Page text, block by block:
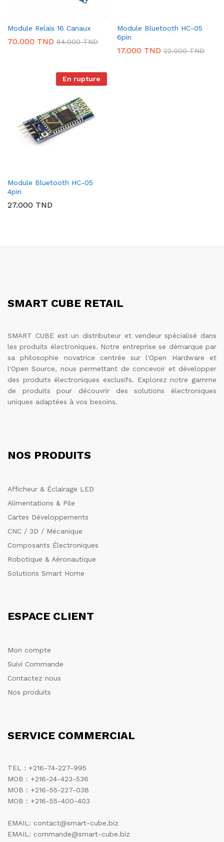
Module Relais 16 Canaux
70.000 TND 84.000TND
Module Bluetooth HC-05
6pin
17.000 TND 22.000TND
En rupture
Module Bluetooth HC-05
4pin
27.000 TND
SMART CUBE RETAIL
SMART CUBE est un distributeur et vendeur spécialisé dans
les produits électroniques. Notre entreprise se démarque par
sa philosophie novatrice centrée sur l'Open Hardware et
l'Open Source, nous permettant de concevoir et développer
des produits électroniques exclusifs. Explorez notre gamme
de produits pour découvrir des solutions électroniques
uniques adaptées à vos besoins.
NOS PRODUITS
Afficheur & Éclairage LED
Alimentations & Pile
Cartes Développements
CNC / 3D / Mécanique
Composants Électroniques
Robotique & Aéronautique
Solutions Smart Home
ESPACE CLIENT
Mon compte
Suivi Commande
Contactez nous
Nos produits
SERVICE COMMERCIAL
TEL : +216-74-227-995
MOB : +216-24-423-536
MOB : +216-55-227-038
MOB : +216-55-400-403
EMAIL: contact@smart-cube.biz
EMAIL: commande@smart-cube.biz